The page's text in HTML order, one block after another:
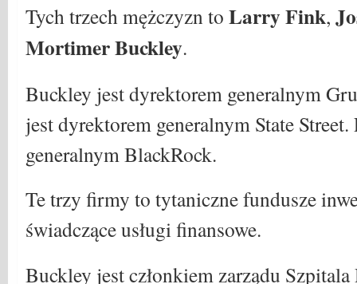
Tych trzech mężczyzn to Larry Fink,
Mortimer Buckley.
Buckley jest dyrektorem generalnym
jest dyrektorem generalnym State
generalnym BlackRock.
Te trzy firmy to tytaniczne fundusze
świadczące usługi finansowe.
Buckley jest członkiem zarządu